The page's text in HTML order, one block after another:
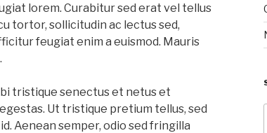
lorem. Curabitur sed erat vel tellus
tortor, sollicitudin ac lectus sed,
feugiat enim a euismod. Mauris
tristique senectus et netus et
Ut tristique pretium tellus, sed
Aenean semper, odio sed fringilla